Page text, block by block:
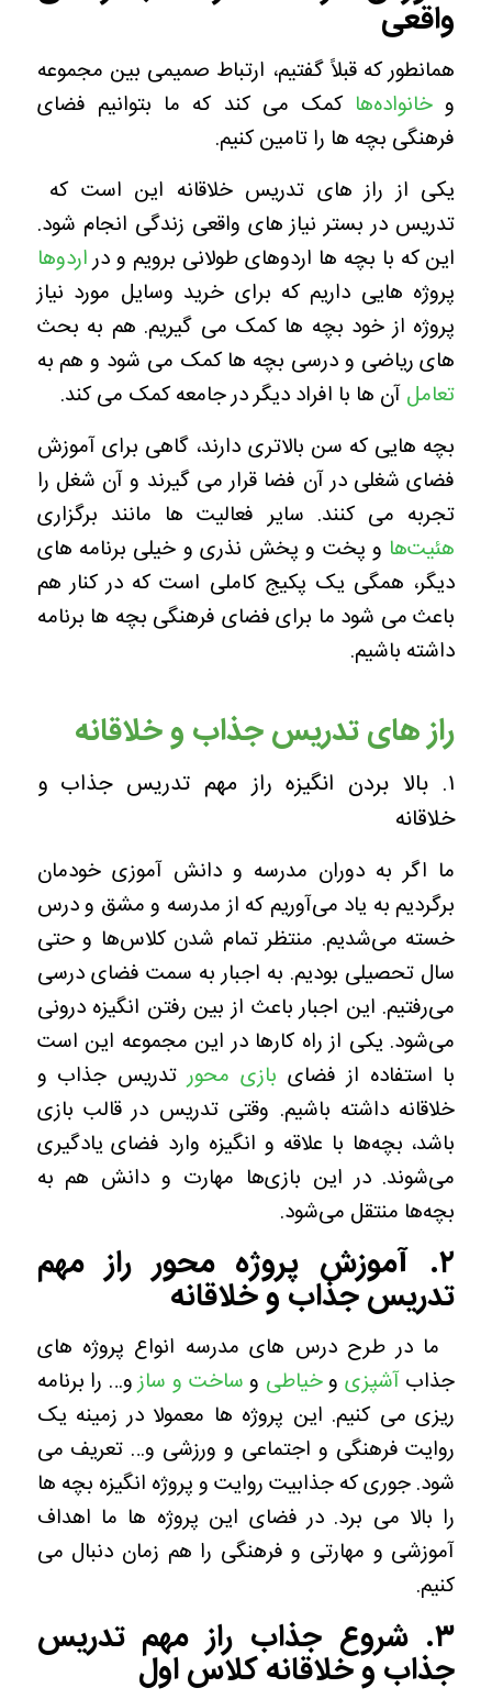
واقعی
همانطور که قبلاً گفتیم، ارتباط صمیمی بین مجموعه
و خانواده‌ها کمک می کند که ما بتوانیم فضای
فرهنگی بچه ها را تامین کنیم.
یکی از راز های تدریس خلاقانه این است که
تدریس در بستر نیاز های واقعی زندگی انجام شود.
این که با بچه ها اردوهای طولانی برویم و دراردوها
پروژه هایی داریم که برای خرید وسایل مورد نیاز
پروژه از خود بچه ها کمک می گیریم. هم به بحث
های ریاضی و درسی بچه ها کمک می شود و هم به
تعاملآن ها با افراد دیگر در جامعه کمک می کند.
بچه هایی که سن بالاتری دارند، گاهی برای آموزش
فضای شغلی در آن فضا قرار می گیرند و آن شغل را
تجربه می کنند. سایر فعالیت ها مانند برگزاری
هئیت‌ها و پخت و پخش نذری و خیلی برنامه های
دیگر، همگی یک پکیج کاملی است که در کنار هم
باعث می شود ما برای فضای فرهنگی بچه ها برنامه
داشته باشیم.
راز های تدریس جذاب و خلاقانه
۱. بالا بردن انگیزه راز مهم تدریس جذاب و
خلاقانه
ما اگر به دوران مدرسه و دانش آموزی خودمان
برگردیم به یاد می‌آوریم که از مدرسه و مشق و درس
خسته می‌شدیم. منتظر تمام شدن کلاس‌ها و حتی
سال تحصیلی بودیم. به اجبار به سمت فضای درسی
می‌رفتیم. این اجبار باعث از بین رفتن انگیزه درونی
می‌شود. یکی از راه کارها در این مجموعه این است
با استفاده از فضای بازی محورتدریس جذاب و
خلاقانه داشته باشیم. وقتی تدریس در قالب بازی
باشد، بچه‌ها با علاقه و انگیزه وارد فضای یادگیری
می‌شوند. در این بازی‌ها مهارت و دانش هم به
بچه‌ها منتقل می‌شود.
۲. آموزش پروژه محور راز مهم
تدریس جذاب و خلاقانه
ما در طرح درس های مدرسه انواع پروژه های
جذابآشپزی وخیاطی وساخت و سازو… را برنامه
ریزی می کنیم. این پروژه ها معمولا در زمینه یک
روایت فرهنگی و اجتماعی و ورزشی و… تعریف می
شود. جوری که جذابیت روایت و پروژه انگیزه بچه ها
را بالا می برد. در فضای این پروژه ها ما اهداف
آموزشی و مهارتی و فرهنگی را هم زمان دنبال می
کنیم.
۳. شروع جذاب راز مهم تدریس
جذاب و خلاقانه کلاس اول